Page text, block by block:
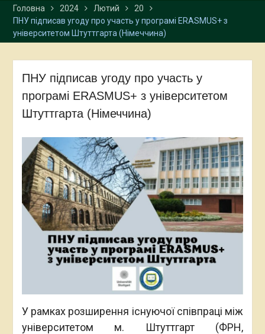
програмою подвійних
дипломів із Варшавським
університетом
успішно завершили
Польщі
Представниці
Карпатського
національного
у XXXVI Східній літній
школі Варшавського
університету
Головна 2024 Лютий
20
ПНУ підписав угоду про участь у програмі ERASMUS+ з
університетом Штуттгарта (Німеччина)
ПНУ підписав угоду про участь у
програмі ERASMUS+ з університетом
Штуттгарта (Німеччина)
У рамках розширення існуючої співпраці між
університетом м. Штуттгарт (ФРН,